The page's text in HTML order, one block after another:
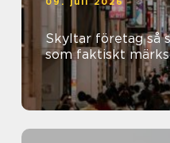
Skyltar företag så skapar du synlighet
som faktiskt märks